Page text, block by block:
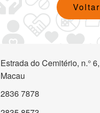
Voltar
Estrada do Cemitério, n.° 6,
Macau
2836 7878